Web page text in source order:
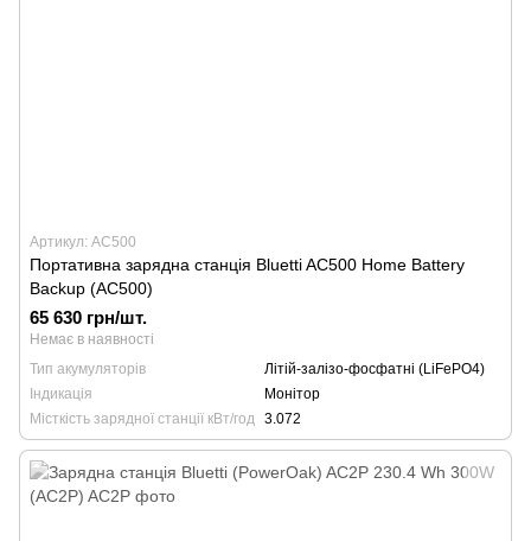
Артикул: AC500
Портативна зарядна станція Bluetti AC500 Home Battery
Backup (AC500)
65 630 грн/шт.
Немає в наявності
Тип акумуляторів
Літій-залізо-фосфатні (LiFePO4)
Індикація
Монітор
Місткість зарядної станції кВт/год 3.072